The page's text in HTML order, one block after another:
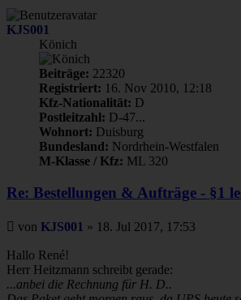
KJS001
Könich
Beiträge: 22320
Registriert: 16. Nov 2010, 12:18
Kfz-Nationalität: D
Postleitzahl: D-47...
Wohnort: Duisburg
Bundesland: Nordrhein-Westfalen
M-Klasse / Kfz: ML 320
Re: Bestellungen & Aufträge - §1
Beitrag
von KJS001 » 18. Jul 2017, 17:53
Hallo René!
Herr Heitzmann schreibt gerade:
...anbei die Rechnung für H. D..